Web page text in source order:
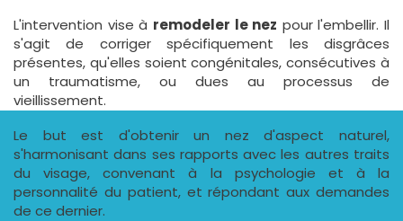
L'intervention vise à remodeler le nez pour l'embellir. Il
s'agit de corriger spécifiquement les disgrâces
présentes, qu'elles soient congénitales, consécutives à
un traumatisme, ou dues au processus de
vieillissement.
Le but est d'obtenir un nez d'aspect naturel,
s'harmonisant dans ses rapports avec les autres traits
du visage, convenant à la psychologie et à la
personnalité du patient, et répondant aux demandes
de ce dernier.